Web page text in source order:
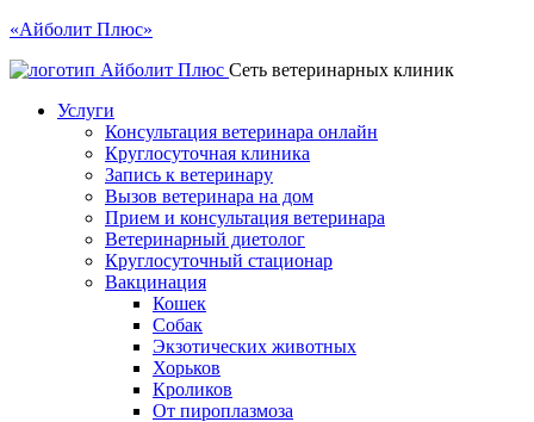
«Айболит Плюс»
Сеть ветеринарных клиник
Услуги
Консультация ветеринара онлайн
Круглосуточная клиника
Запись к ветеринару
Вызов ветеринара на дом
Прием и консультация ветеринара
Ветеринарный диетолог
Круглосуточный стационар
Вакцинация
Кошек
Собак
Экзотических животных
Хорьков
Кроликов
От пироплазмоза